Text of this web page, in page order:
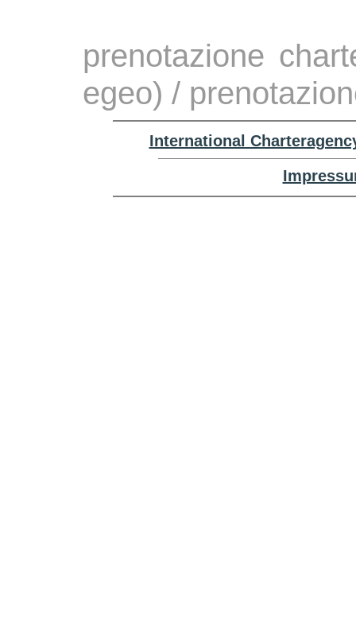
prenotazione
egeo) /
International